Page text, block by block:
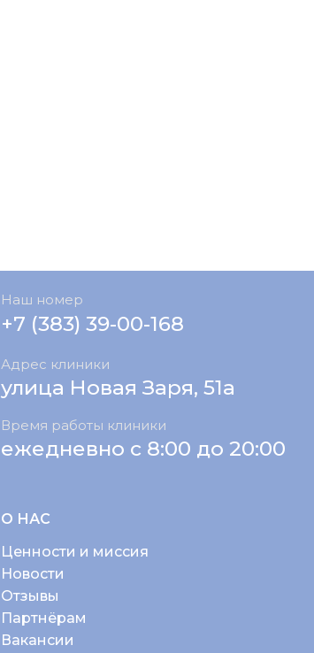
О НАС
Ценности и миссия
Новости
+7 (383) 39-00-168
Отзывы
Партнёрам
Вакансии
Наш номер
ежедневно с 8:00 до 20:00
Время работы клиники
Адрес клиники
улица Новая Заря, 51а